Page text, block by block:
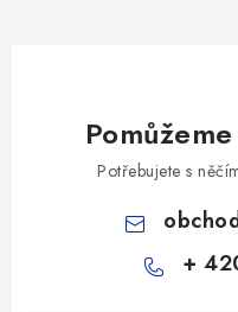
Potřebujete s
+